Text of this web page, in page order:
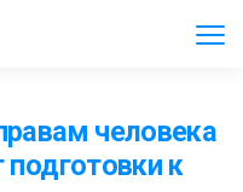
человека
к